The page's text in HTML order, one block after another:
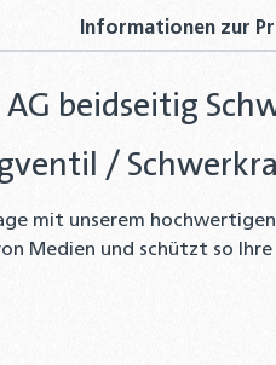
Informationen zur
beidseitig
/
mit unserem
Medien und schützt so